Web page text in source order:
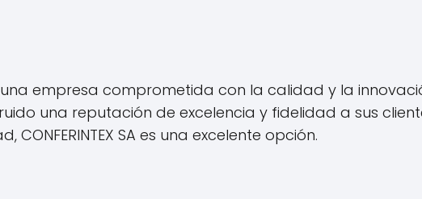
es una empresa comprometida con la calidad y la
una reputación de excelencia y fidelidad a sus
SA es una excelente opción.